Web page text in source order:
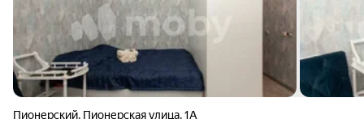
Пионерский, Пионерская улица,1А